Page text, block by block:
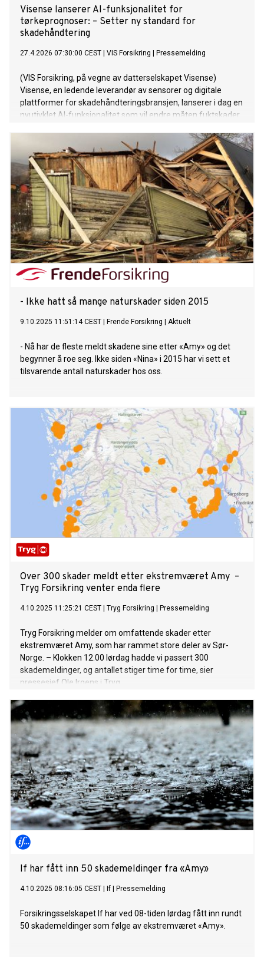
Visense lanserer AI-funksjonalitet for
tørkeprognoser: – Setter ny standard for
skadehåndtering
27.4.2026 07:30:00 CEST VIS Forsikring Pressemelding
(VIS Forsikring, på vegne av datterselskapet Visense)
Visense, en ledende leverandør av sensorer og digitale
plattformer for skadehåndteringsbransjen, lanserer i dag en
nyutivklet AI-funksjonalitet som vil endre måten fuktskader
- Ikke hatt så mange naturskader siden 2015
9.10.2025 11:51:14 CEST Frende Forsikring Aktuelt
- Nå har de fleste meldt skadene sine etter «Amy» og det
begynner å roe seg. Ikke siden «Nina» i 2015 har vi sett et
tilsvarende antall naturskader hos oss.
Over 300 skader meldt etter ekstremværet Amy –
Tryg Forsikring venter enda flere
4.10.2025 11:25:21 CEST Tryg Forsikring Pressemelding
Tryg Forsikring melder om omfattende skader etter
ekstremværet Amy, som har rammet store deler av Sør-
Norge. – Klokken 12.00 lørdag hadde vi passert 300
skademeldinger, og antallet stiger time for time, sier
pressesjef Ole Irgens i Tryg.
If har fått inn 50 skademeldinger fra «Amy»
4.10.2025 08:16:05 CEST If Pressemelding
Forsikringsselskapet If har ved 08-tiden lørdag fått inn rundt
50 skademeldinger som følge av ekstremværet «Amy».